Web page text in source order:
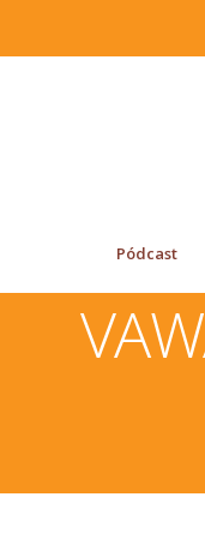
Pódcast
Quiroga Law